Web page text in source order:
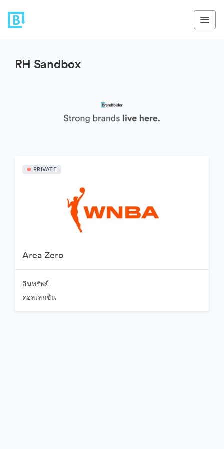
RH Sandbox
PRIVATE
Area Zero
สินทรัพย์
คอลเลกชัน